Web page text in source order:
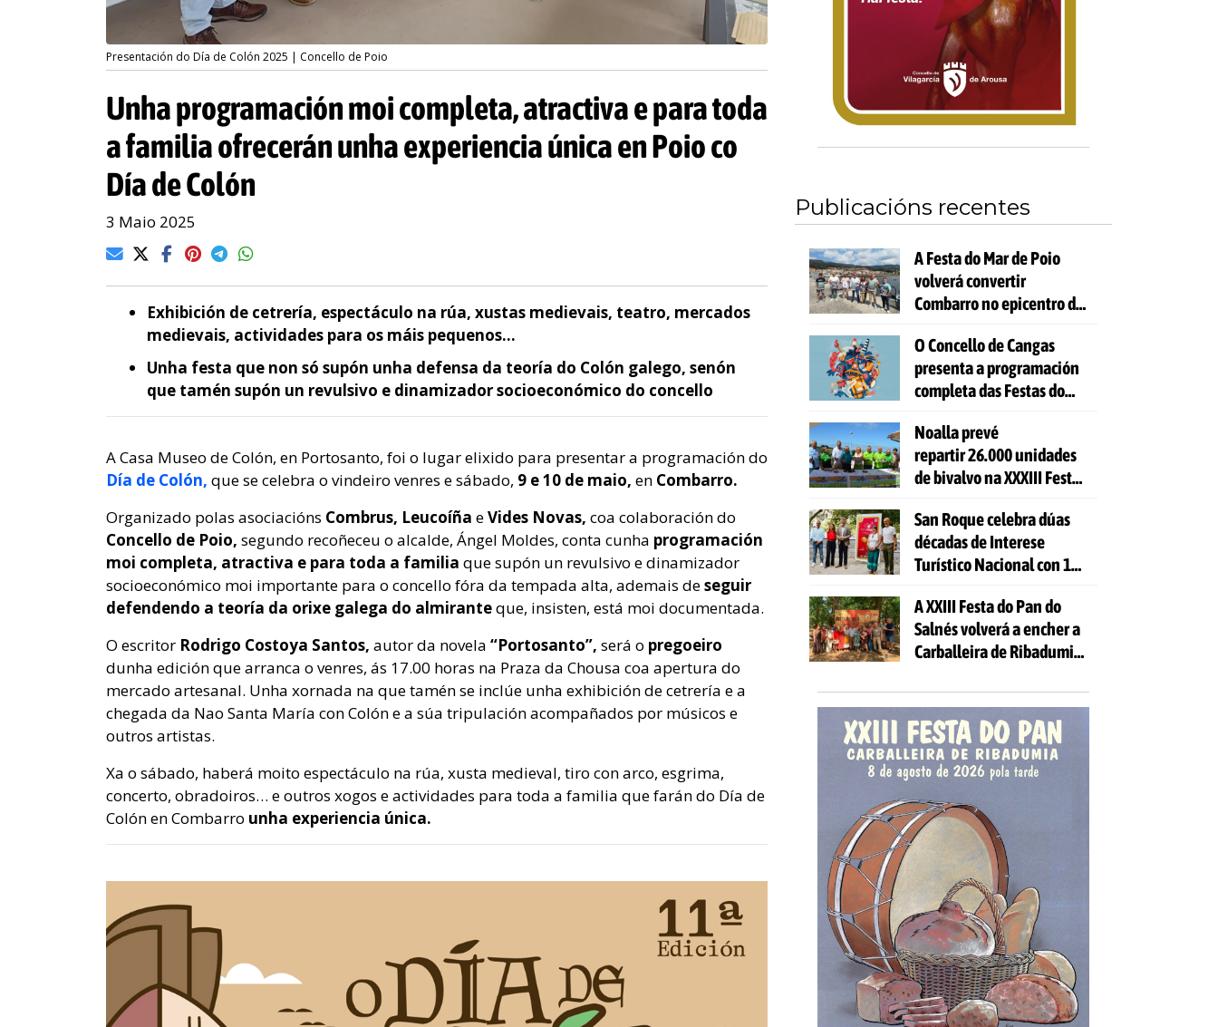
Presentación do Día de Colón 2025 | Concello de Poio
Unha programación moi completa, atractiva e para toda
a familia ofrecerán unha experiencia única en Poio co
Día de Colón
3 Maio 2025
Exhibición de cetrería, espectáculo na rúa, xustas medievais, teatro, mercados
medievais, actividades para os máis pequenos…
Unha festa que non só supón unha defensa da teoría do Colón galego, senón
que tamén supón un revulsivo e dinamizador socioeconómico do concello
A Casa Museo de Colón, en Portosanto, foi o lugar elixido para presentar a programación do
Día de Colón, que se celebra o vindeiro venres e sábado, 9 e 10 de maio, en Combarro.
Organizado polas asociacións Combrus, Leucoíña eVides Novas, coa colaboración do
Concello de Poio, segundo recoñeceu o alcalde, Ángel Moldes, conta cunha programación
moi completa, atractiva e para toda a familia que supón un revulsivo e dinamizador
socioeconómico moi importante para o concello fóra da tempada alta, ademais deseguir
defendendo a teoría da orixe galega do almiranteque, insisten, está moi documentada.
O escritor Rodrigo Costoya Santos, autor da novela “Portosanto”, será o pregoeiro
dunha edición que arranca o venres, ás 17.00 horas na Praza da Chousa coa apertura do
mercado artesanal. Unha xornada na que tamén se inclúe unha exhibición de cetrería e a
chegada da Nao Santa María con Colón e a súa tripulación acompañados por músicos e
outros artistas.
Xa o sábado, haberá moito espectáculo na rúa, xusta medieval, tiro con arco, esgrima,
concerto, obradoiros… e outros xogos e actividades para toda a familia que farán do Día de
Colón en Combarro unha experiencia única.
Publicacións recentes
A Festa do Mar de Poio
volverá convertir
Combarro no epicentro da
O Concello de Cangas
presenta a programación
completa das Festas do
Noalla prevé
repartir 26.000 unidades
de bivalvo na XXXIII Festa
San Roque celebra dúas
décadas de Interese
Turístico Nacional con 10
actividades gratuítas
A XXIII Festa do Pan do
Salnés volverá a encher a
Carballeira de Ribadumia
e actividades para todas
as idades